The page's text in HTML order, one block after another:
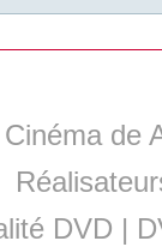
Cinéma de
DVD |